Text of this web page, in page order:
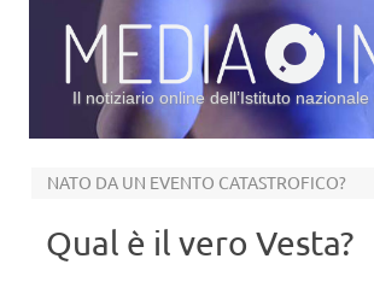
Il notiziario online dell’Istituto
NATO DA UN EVENTO CATASTROFICO?
Qual è il vero Vesta?